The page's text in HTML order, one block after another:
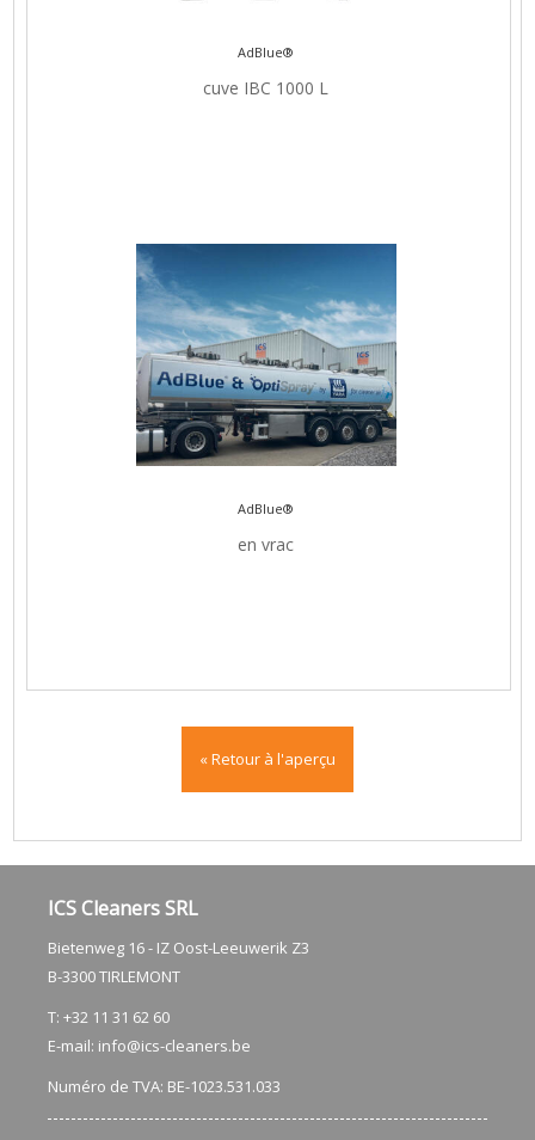
AdBlue®
cuve IBC 1000 L
AdBlue®
en vrac
« Retour à l'aperçu
ICS Cleaners SRL
Bietenweg 16 - IZ Oost-Leeuwerik Z3
​B-3300 TIRLEMONT
T: +32 11 31 62 60
E-mail: info@ics-cleaners.be
Numéro de TVA: BE-1023.531.033